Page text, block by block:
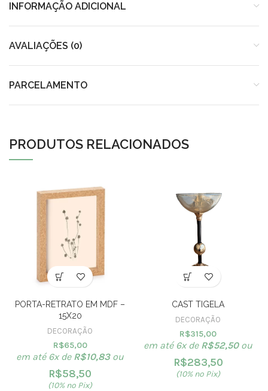
INFORMAÇÃO ADICIONAL
AVALIAÇÕES (0)
PARCELAMENTO
PRODUTOS RELACIONADOS
PORTA-RETRATO EM MDF –
15X20
DECORAÇÃO
R$65,00
em até 6x de R$10,83ou
R$58,50
(10% no Pix)
CAST TIGELA
DECORAÇÃO
R$315,00
em até 6x de R$52,50ou
R$283,50
(10% no Pix)